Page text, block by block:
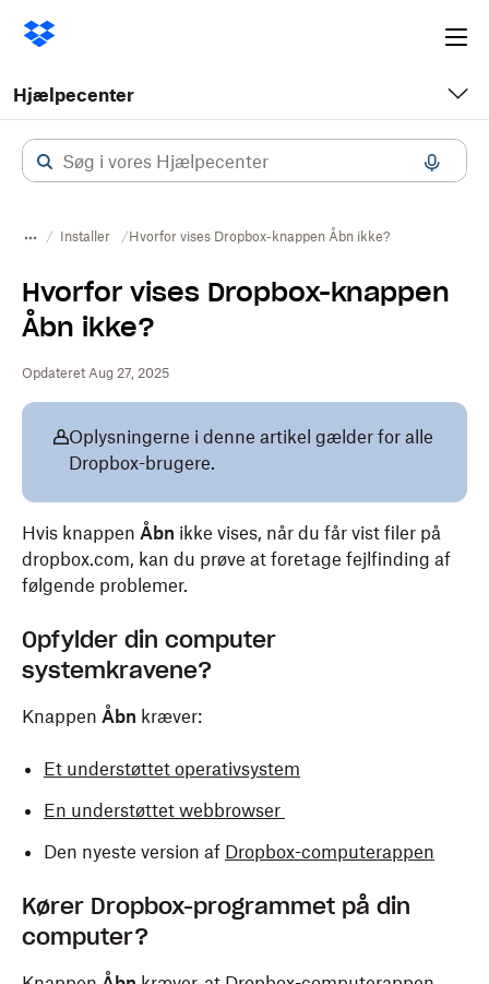
Hjælpecenter
Installer Hvorfor vises Dropbox-knappen Åbn ikke?
Hvorfor vises Dropbox-knappen
Åbn ikke?
Opdateret Aug 27, 2025
Oplysningerne i denne artikel gælder for alle
Dropbox-brugere.
Hvis knappen Åbn ikke vises, når du får vist filer på
dropbox.com, kan du prøve at foretage fejlfinding af
følgende problemer.
Opfylder din computer
systemkravene?
Knappen Åbn kræver:
Et understøttet operativsystem
En understøttet webbrowser
Den nyeste version af Dropbox-computerappen
Kører Dropbox-programmet på din
computer?